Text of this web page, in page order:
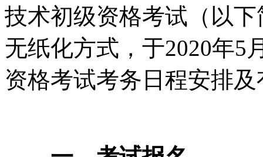
技术初级资格考试（以
无纸化方式，于2020年5
资格考试考务日程安排